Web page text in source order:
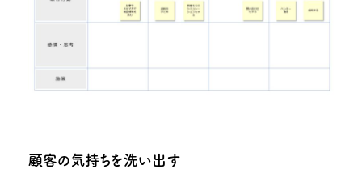
顧客の気持ちを洗い出す